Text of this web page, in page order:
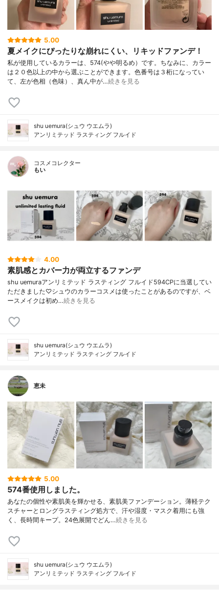
5.00
夏メイクにぴったりな崩れにくい、リキッドファンデ！
私が使用しているカラーは、574(やや明るめ）です。ちなみに、カラー
は２０色以上の中から選ぶことができます。色番号は３桁になってい
て、左が色相（色味）、真ん中が…続きを見る
shu uemura(シュウ ウエムラ)
アンリミテッド ラスティング フルイド
コスメコレクター
もい
4.00
素肌感とカバー力が両立するファンデ
shu uemuraアンリミテッド ラスティング フルイド594CPに当選してい
ただきました♡シュウのカラーコスメは使ったことがあるのですが、ベ
ースメイクは初め…続きを見る
shu uemura(シュウ ウエムラ)
アンリミテッド ラスティング フルイド
恵未
5.00
574番使用しました。
あなたの個性や素肌美を輝かせる、素肌美ファンデーション。薄軽テク
スチャーとロングラスティング処方で、汗や湿度・マスク着用にも強
く、長時間キープ。24色展開でどん…続きを見る
shu uemura(シュウ ウエムラ)
アンリミテッド ラスティング フルイド